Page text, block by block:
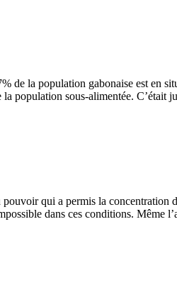
de la population gabonaise est en
population sous-alimentée. C’était
qui a permis la concentration
dans ces conditions. Même